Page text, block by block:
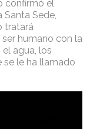
confirmó el
Santa Sede,
tratará
humano con la
agua, los
se le ha llamado